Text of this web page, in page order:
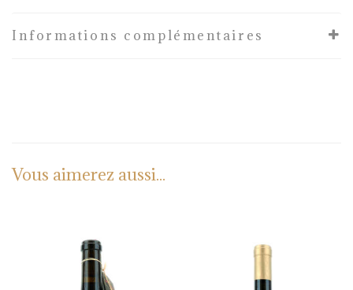
Informations complémentaires
Vous aimerez aussi...